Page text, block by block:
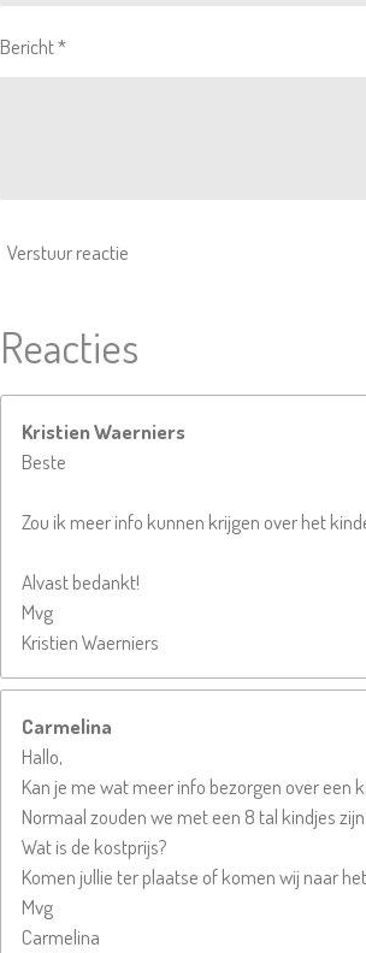
Bericht *
Verstuur reactie
Reacties
Kristien Waerniers
Beste
Zou ik meer info kunnen krijgen over het
Alvast bedankt!
Mvg
Kristien Waerniers
Carmelina
Hallo,
Kan je me wat meer info bezorgen over een
Normaal zouden we met een 8 tal kindjes zijn
Wat is de kostprijs?
Komen jullie ter plaatse of komen wij naar
Mvg
Carmelina